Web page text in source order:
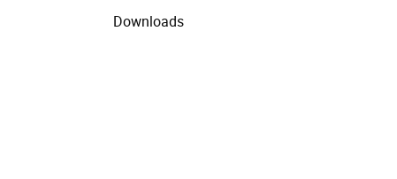
Downloads